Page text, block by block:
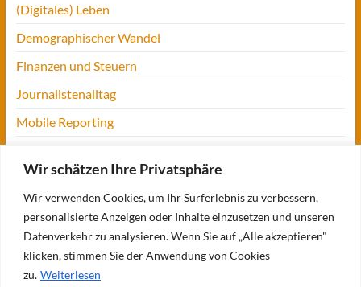
Wir schätzen Ihre Privatsphäre
Wir verwenden Cookies, um Ihr Surferlebnis zu verbessern,
personalisierte Anzeigen oder Inhalte einzusetzen und unseren
Datenverkehr zu analysieren. Wenn Sie auf „Alle akzeptieren"
klicken, stimmen Sie der Anwendung von Cookies
zu. Weiterlesen
(Digitales) Leben
Demographischer Wandel
Finanzen und Steuern
Journalistenalltag
Mobile Reporting
Tansania
UofM
Verbraucherjournalismus
Workshops, Konferenzen & Messen